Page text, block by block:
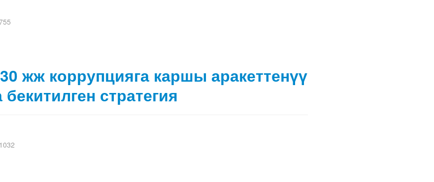
жж коррупцияга каршы аракеттенүү
стратегия